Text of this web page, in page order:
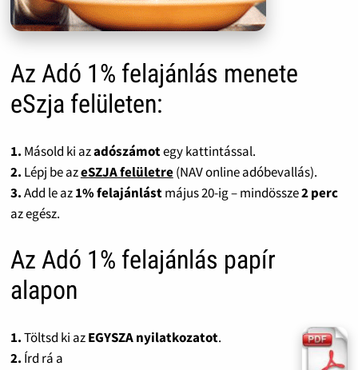
Az Adó 1% felajánlás menete
eSzja felületen:
1. Másold ki azadószámotegy kattintással.
2. Lépj be azeSZJA felületre(NAV online adóbevallás).
3.Add le az1% felajánlástmájus 20-ig – mindössze2 perc
az egész.
Az Adó 1% felajánlás papír
alapon
1.Töltsd ki azEGYSZA nyilatkozatot.
2. Írd rá a